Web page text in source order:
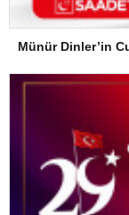
Münür Dinler’in